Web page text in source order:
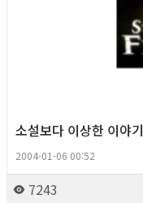
소설보다 이상한 이야기
2004-01-06 00:52
7243